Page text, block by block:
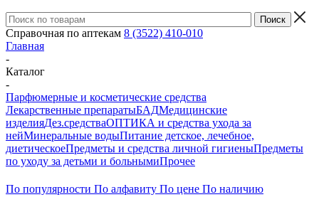
Справочная по аптекам 8 (3522) 410-010
Главная
-
Каталог
-
Парфюмерные и косметические средства
Лекарственные препаратыБАДМедицинские
изделияДез.средстваОПТИКА и средства ухода за
нейМинеральные водыПитание детское, лечебное,
диетическоеПредметы и средства личной гигиеныПредметы
по уходу за детьми и больнымиПрочее
По популярности По алфавиту По цене По наличию